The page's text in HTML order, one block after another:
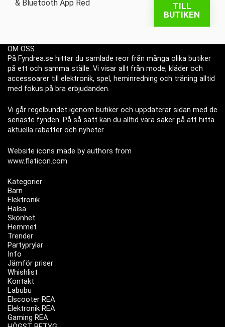
TILL
BUTIKEN
OM OSS
På Fyndrea.se hittar du samlade reor från många olika butiker
på ett och samma ställe. Vi visar allt från mode, kläder och
accessoarer till elektronik, spel, heminredning och träning alltid
med fokus på bra erbjudanden.
Vi går regelbundet igenom butiker och uppdaterar sidan med de
senaste fynden. På så sätt kan du alltid vara säker på att hitta
aktuella rabatter och nyheter.
Website icons made by authors from
www.flaticon.com
Kategorier
Barn
Elektronik
Hälsa
Skönhet
Hemmet
Trender
Partyprylar
Info
Jämför priser
Whishlist
Kontakt
Labubu
Elscooter REA
Elektronik REA
Gaming REA